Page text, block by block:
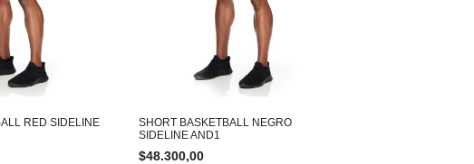
RED SIDELINE
SHORT BASKETBALL NEGRO
SIDELINE AND1
$48.300,00